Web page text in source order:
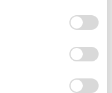
保存されることに同
ー)のオプトアウト、
あたっては、当社の
について
」をご覧くだ